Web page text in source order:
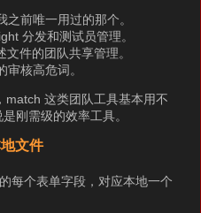
前唯一用过的那个。
分发和测试员管理。
件的团队共享管理。
核高危词。
match 这类团队工具基本用不
刚需级的效率工具。
文件
每个表单字段，对应本地一个